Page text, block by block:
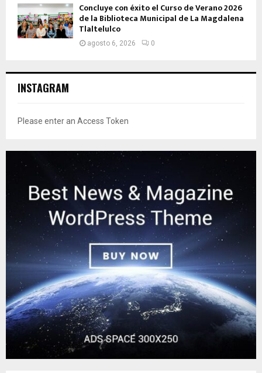
Concluye con éxito el Curso de Verano 2026
de la Biblioteca Municipal de La Magdalena
Tlaltelulco
agosto 6, 2026 0
INSTAGRAM
Please enter an Access Token